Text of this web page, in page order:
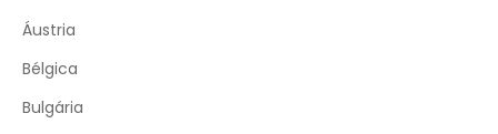
Áustria
Bélgica
Bulgária